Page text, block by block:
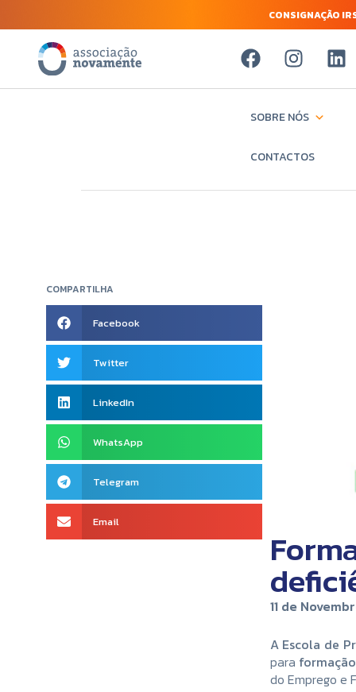
CONSIGNAÇÃO
SOBRE NÓS
CONTACTOS
COMPARTILHA
Facebook
Twitter
LinkedIn
WhatsApp
Telegram
Email
11 de
A Escola de
para
do Emprego e